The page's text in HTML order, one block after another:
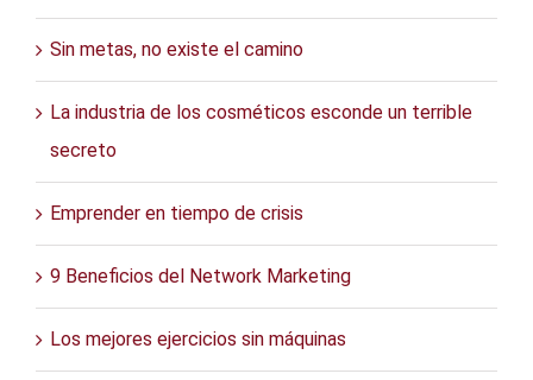
Sin metas, no existe el camino
La industria de los cosméticos esconde un terrible
secreto
Emprender en tiempo de crisis
9 Beneficios del Network Marketing
Los mejores ejercicios sin máquinas